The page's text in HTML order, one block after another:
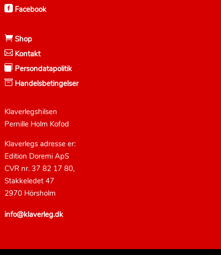
Facebook
Shop
Kontakt
 Persondatapolitik
Handelsbetingelser
Klaverlegshilsen
Pernille Holm Kofod
Klaverlegs adresse er:
Edition Doremi ApS
CVR nr. 37 82 17 80,
Stakkeledet 47
2970 Hörsholm
info@klaverleg.dk